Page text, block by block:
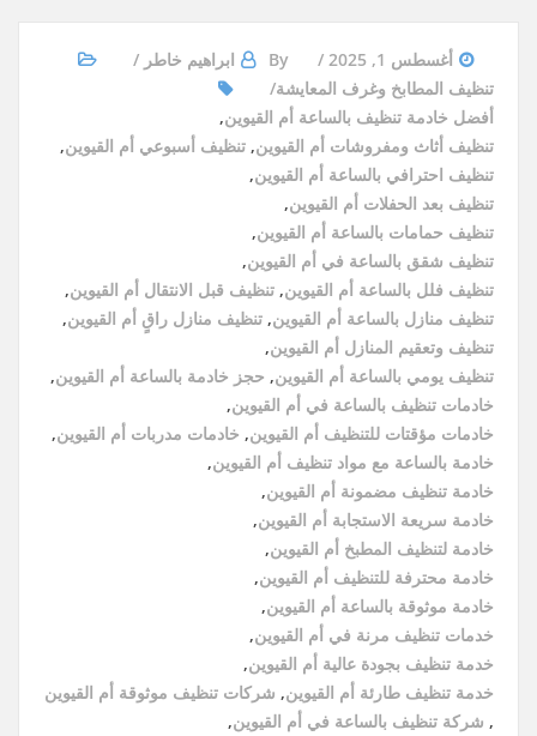
أغسطس 1, 2025 By
ابراهيم خاطر
تنظيف المطابخ وغرف المعايشة
أفضل خادمة تنظيف بالساعة أم القيوين,
تنظيف أثاث ومفروشات أم القيوين, تنظيف أسبوعي أم القيوين,
تنظيف احترافي بالساعة أم القيوين,
تنظيف بعد الحفلات أم القيوين,
تنظيف حمامات بالساعة أم القيوين,
تنظيف شقق بالساعة في أم القيوين,
تنظيف فلل بالساعة أم القيوين, تنظيف قبل الانتقال أم القيوين,
تنظيف منازل بالساعة أم القيوين, تنظيف منازل راقٍ أم القيوين,
تنظيف وتعقيم المنازل أم القيوين,
تنظيف يومي بالساعة أم القيوين, حجز خادمة بالساعة أم القيوين,
خادمات تنظيف بالساعة في أم القيوين,
خادمات مؤقتات للتنظيف أم القيوين, خادمات مدربات أم القيوين,
خادمة بالساعة مع مواد تنظيف أم القيوين,
خادمة تنظيف مضمونة أم القيوين,
خادمة سريعة الاستجابة أم القيوين,
خادمة لتنظيف المطبخ أم القيوين,
خادمة محترفة للتنظيف أم القيوين,
خادمة موثوقة بالساعة أم القيوين,
خدمات تنظيف مرنة في أم القيوين,
خدمة تنظيف بجودة عالية أم القيوين,
خدمة تنظيف طارئة أم القيوين, شركات تنظيف موثوقة أم القيوين
, شركة تنظيف بالساعة في أم القيوين,